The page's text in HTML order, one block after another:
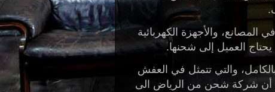
والأجهزة الكهربائية
يحتاج العميل إلى شحنها.
والتي تتمثل في العفش
أن شركة شحن من الرياض الى